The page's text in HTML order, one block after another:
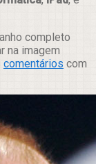
completo
na imagem
comentários com